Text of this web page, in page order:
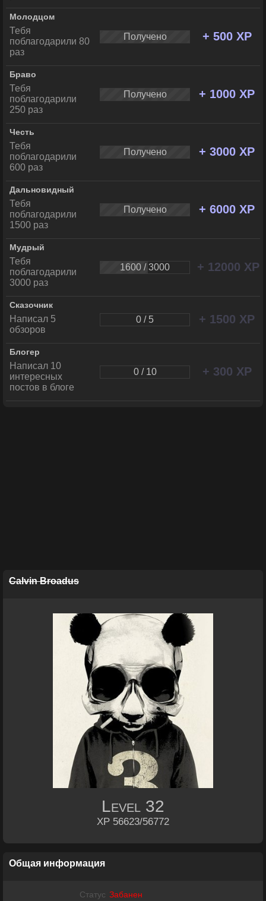
Молодцом
Тебя
поблагодарили 80
раз
Получено + 500 XP
Браво
Тебя
поблагодарили
250 раз
Получено + 1000 XP
Честь
Тебя
поблагодарили
600 раз
Получено + 3000 XP
Дальновидный
Тебя
поблагодарили
1500 раз
Получено + 6000 XP
Мудрый
Тебя
поблагодарили
3000 раз
1600 / 3000 + 12000 XP
Сказочник
Написал 5
обзоров
0 / 5 + 1500 XP
Блогер
Написал 10
интересных
постов в блоге
0 / 10 + 300 XP
Calvin Broadus
Level 32
XP 56623/56772
Общая информация
Статус Забанен